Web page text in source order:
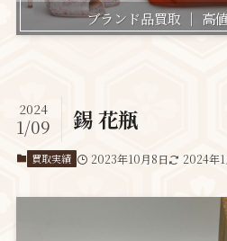
ブランド品買取 ｜ 高
錫 花瓶
2024
1/09
買取実績 2023年10月8日 2024年